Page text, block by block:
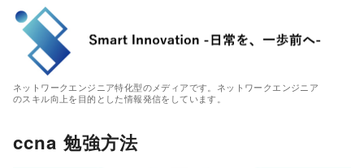
ネットワークエンジニア特化型のメディアです。ネットワークエンジニア
のスキル向上を目的とした情報発信をしています。
ccna 勉強方法